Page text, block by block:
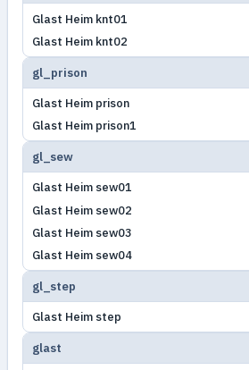
Glast Heim knt01
Glast Heim knt02
gl_prison
Glast Heim prison
Glast Heim prison1
gl_sew
Glast Heim sew01
Glast Heim sew02
Glast Heim sew03
Glast Heim sew04
gl_step
Glast Heim step
glast